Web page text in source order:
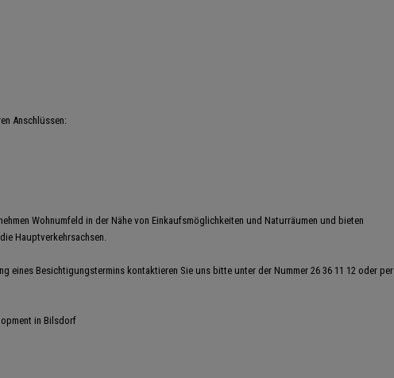
Anschlüssen:
Wohnumfeld in der Nähe von Einkaufsmöglichkeiten und Naturräumen und bieten
Hauptverkehrsachsen.
eines Besichtigungstermins kontaktieren Sie uns bitte unter der Nummer 26 36 11 12 oder per
in Bilsdorf